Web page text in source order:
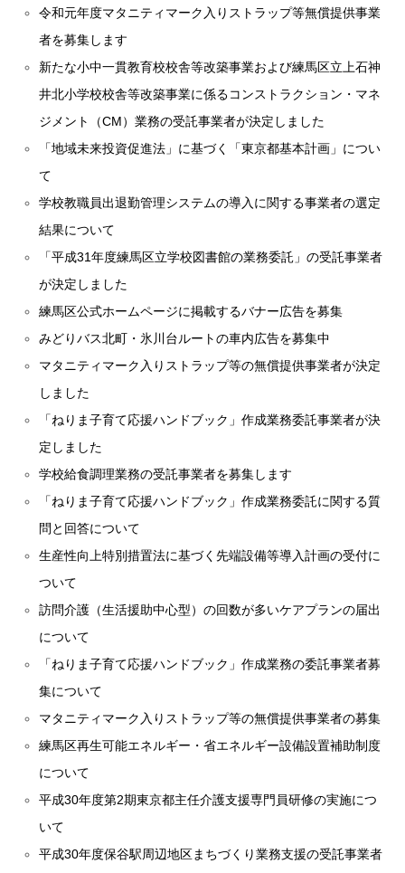
令和元年度マタニティマーク入りストラップ等無償提供事業
者を募集します
新たな小中一貫教育校校舎等改築事業および練馬区立上石神
井北小学校校舎等改築事業に係るコンストラクション・マネ
ジメント（CM）業務の受託事業者が決定しました
「地域未来投資促進法」に基づく「東京都基本計画」につい
て
学校教職員出退勤管理システムの導入に関する事業者の選定
結果について
「平成31年度練馬区立学校図書館の業務委託」の受託事業者
が決定しました
練馬区公式ホームページに掲載するバナー広告を募集
みどりバス北町・氷川台ルートの車内広告を募集中
マタニティマーク入りストラップ等の無償提供事業者が決定
しました
「ねりま子育て応援ハンドブック」作成業務委託事業者が決
定しました
学校給食調理業務の受託事業者を募集します
「ねりま子育て応援ハンドブック」作成業務委託に関する質
問と回答について
生産性向上特別措置法に基づく先端設備等導入計画の受付に
ついて
訪問介護（生活援助中心型）の回数が多いケアプランの届出
について
「ねりま子育て応援ハンドブック」作成業務の委託事業者募
集について
マタニティマーク入りストラップ等の無償提供事業者の募集
練馬区再生可能エネルギー・省エネルギー設備設置補助制度
について
平成30年度第2期東京都主任介護支援専門員研修の実施につ
いて
平成30年度保谷駅周辺地区まちづくり業務支援の受託事業者